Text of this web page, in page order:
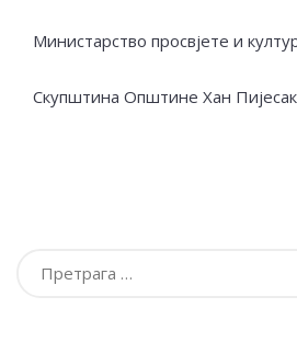
Министарство просвјете и
Скупштина Општине Хан Пијесак